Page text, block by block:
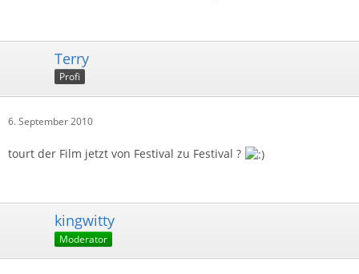
Terry
Profi
6. September 2010
tourt der Film jetzt von Festival zu Festival ?
kingwitty
Moderator